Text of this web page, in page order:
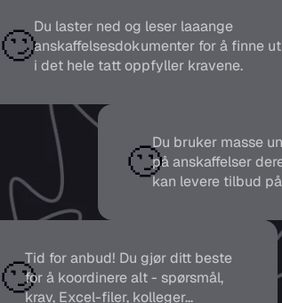
🙄Du laster ned og leser laaange
anskaffelsesdokumenter for å finne
i det hele tatt oppfyller kravene.
🙄Du bruker masse
på anskaffelser
kan levere tilbud
🙄Tid for anbud! Du gjør ditt beste
for å koordinere alt - spørsmål,
krav, Excel-filer, kolleger...